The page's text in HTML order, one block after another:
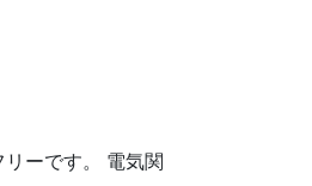
ーです。 電気関